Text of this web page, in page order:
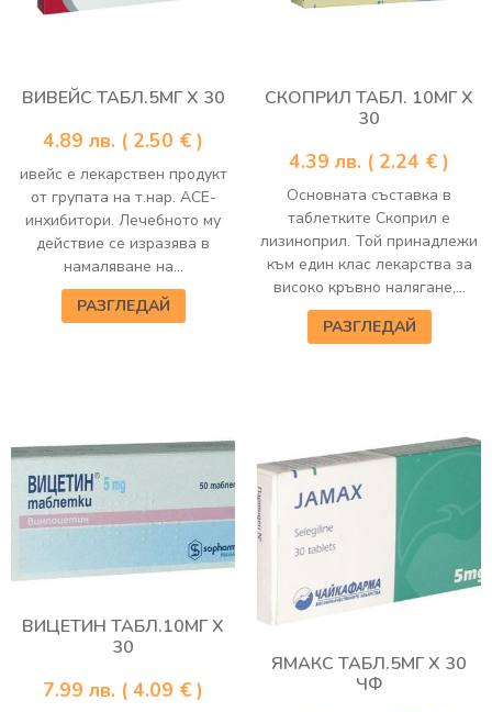
ВИВЕЙС ТАБЛ.5МГ Х 30
4.89 лв. ( 2.50 € )
ивейс е лекарствен продукт
от групата на т.нар. АСЕ-
инхибитори. Лечебното му
действие се изразява в
намаляване на...
РАЗГЛЕДАЙ
СКОПРИЛ ТАБЛ. 10МГ Х
30
4.39 лв. ( 2.24 € )
Основната съставка в
таблетките Скоприл е
лизиноприл. Той принадлежи
към един клас лекарства за
високо кръвно налягане,...
РАЗГЛЕДАЙ
ВИЦЕТИН ТАБЛ.10МГ Х
30
7.99 лв. ( 4.09 € )
ЯМАКС ТАБЛ.5МГ Х 30
ЧФ